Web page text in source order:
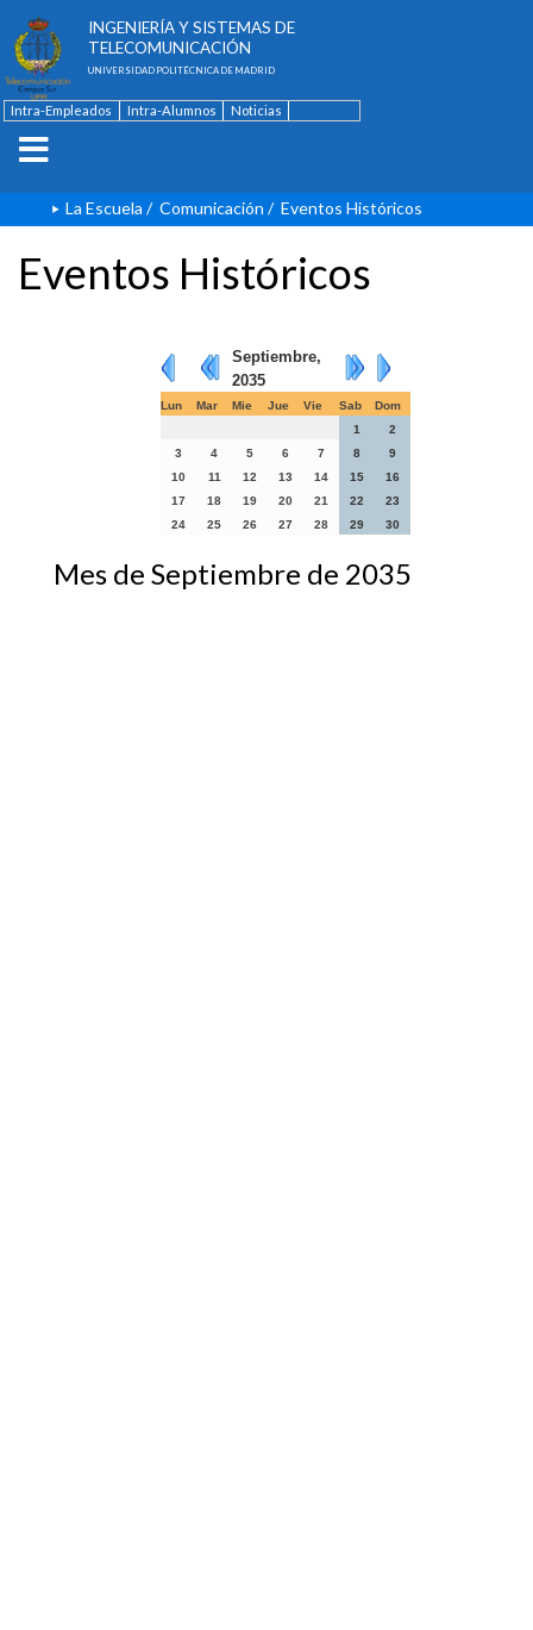
INGENIERÍA Y SISTEMAS DE
TELECOMUNICACIÓN
UNIVERSIDAD POLITÉCNICA DE MADRID
Intra-Empleados Intra-Alumnos
Noticias
La Escuela / Comunicación / Eventos Históricos
Eventos Históricos
Septiembre,
2035
Lun Mar Mie Jue Vie Sab
Dom
1
2
3
4 5 6 7 8
9
10
11 12 13 14 15
16
17
18 19 20 21 22
23
24
25 26 27 28 29 30
Mes de Septiembre de 2035